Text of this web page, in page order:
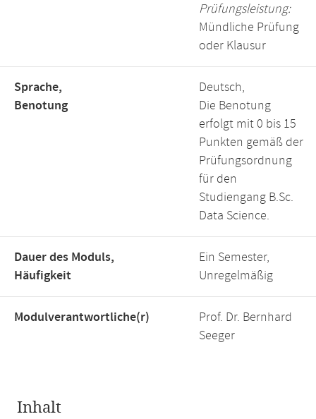
Prüfungsleistung:
Mündliche Prüfung
oder Klausur
Sprache,
Benotung
Deutsch,
Die Benotung
erfolgt mit 0 bis 15
Punkten gemäß der
Prüfungsordnung
für den
Studiengang B.Sc.
Data Science.
Dauer des Moduls,
Häufigkeit
Ein Semester,
Unregelmäßig
Modulverantwortliche(r)
Prof. Dr. Bernhard
Seeger
Inhalt